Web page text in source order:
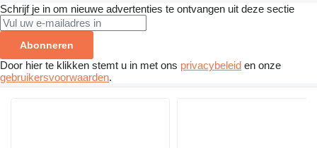
Schrijf je in om nieuwe advertenties te ontvangen uit deze sectie
Abonneren
Door hier te klikken stemt u in met ons privacybeleid en onze
gebruikersvoorwaarden.